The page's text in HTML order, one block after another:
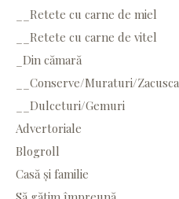
__Retete cu carne de miel
__Retete cu carne de vitel
_Din cămară
__Conserve/Muraturi/Zacusca
__Dulceturi/Gemuri
Advertoriale
Blogroll
Casă și familie